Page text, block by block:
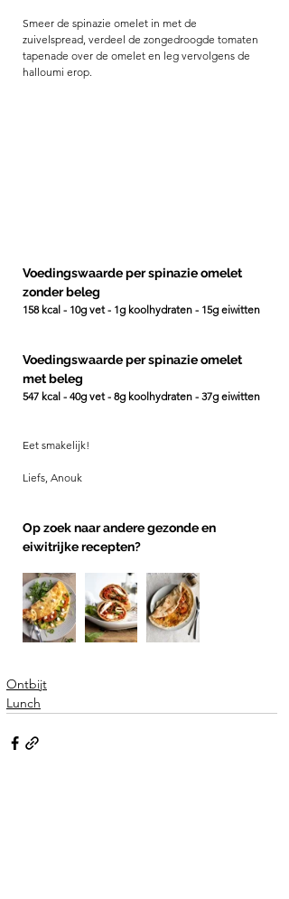
Smeer de spinazie omelet in met de
zuivelspread, verdeel de zongedroogde tomaten
tapenade over de omelet en leg vervolgens de
halloumi erop.
Voedingswaarde per spinazie omelet
zonder beleg
158 kcal - 10g vet - 1g koolhydraten - 15g eiwitten
Voedingswaarde per spinazie omelet
met beleg
547 kcal - 40g vet - 8g koolhydraten - 37g eiwitten
Eet smakelijk!
Liefs, Anouk
Op zoek naar andere gezonde en
eiwitrijke recepten?
Ontbijt
Lunch